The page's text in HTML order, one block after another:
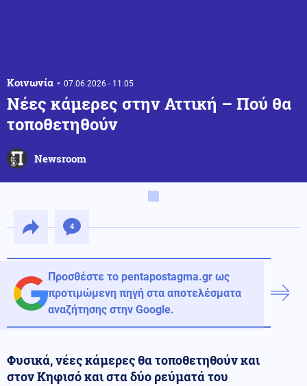
Κοινωνία 07.06.2026 - 11:05
Νέες κάμερες στην Αττική – Πού θα
τοποθετηθούν
Newsroom
4
Προσθέστε το pentapostagma.gr ως
προτιμώμενη πηγή στα αποτελέσματα
αναζήτησης στην Google.
Φυσικά, νέες κάμερες θα τοποθετηθούν και
στον Κηφισό και στα δύο ρεύματά του